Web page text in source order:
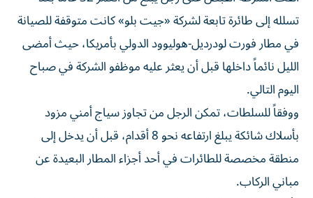
تسلله إلى طائرة تابعة لشركة «جيت بلو» كانت متوقفة للصيانة
في مطار فورت لودرديل-هوليوود الدولي بأمريكا، حيث أمضى
الليل نائماً داخلها قبل أن يعثر عليه موظفو الشركة في صباح
اليوم التالي.
ووفقاً للسلطات، تمكن الرجل من تجاوز سياج أمني مزود
بأسلاك شائكة يبلغ ارتفاعه نحو 8 أقدام، قبل أن يدخل إلى
منطقة مخصصة للطائرات في أحد أجزاء المطار البعيدة عن
مباني الركاب.